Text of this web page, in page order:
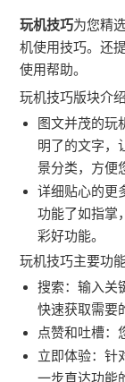
玩机技巧为您精
机使用技巧。还
使用帮助。
玩机技巧版块介绍
图文并茂的玩
明了的文字，
景分类，方便
详细贴心的更
功能了如指掌
彩好功能。
玩机技巧主要功能
搜索：输入关
快速获取需要
点赞和吐槽：
立即体验：针
一步直达功能